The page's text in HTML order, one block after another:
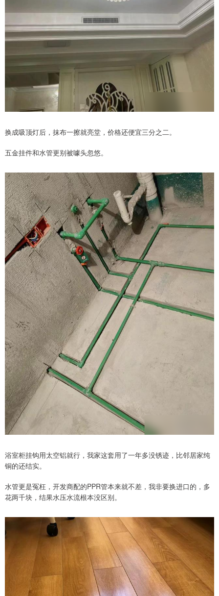
换成吸顶灯后，抹布一擦就亮堂，价格还便宜三分之二。
五金挂件和水管更别被噱头忽悠。
浴室柜挂钩用太空铝就行，我家这套用了一年多没锈迹，比邻居家纯
铜的还结实。
水管更是冤枉，开发商配的PPR管本来就不差，我非要换进口的，多
花两千块，结果水压水流根本没区别。